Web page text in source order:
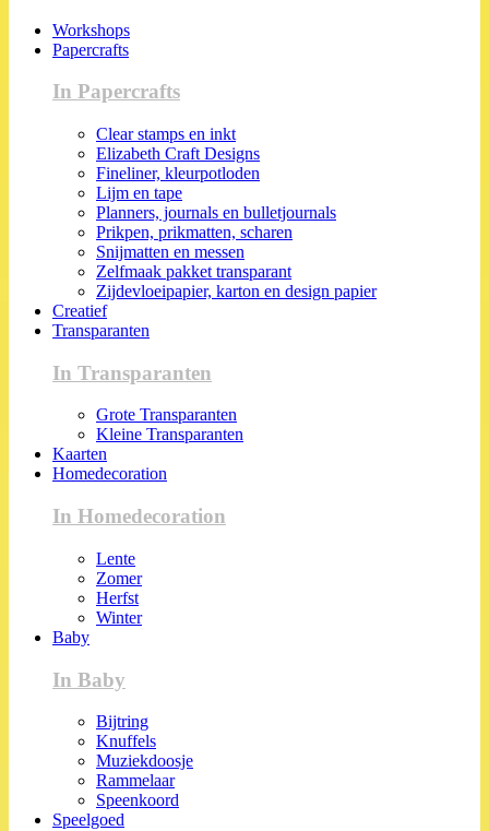
Workshops
Papercrafts
In Papercrafts
Clear stamps en inkt
Elizabeth Craft Designs
Fineliner, kleurpotloden
Lijm en tape
Planners, journals en bulletjournals
Prikpen, prikmatten, scharen
Snijmatten en messen
Zelfmaak pakket transparant
Zijdevloeipapier, karton en design papier
Creatief
Transparanten
In Transparanten
Grote Transparanten
Kleine Transparanten
Kaarten
Homedecoration
In Homedecoration
Lente
Zomer
Herfst
Winter
Baby
In Baby
Bijtring
Knuffels
Muziekdoosje
Rammelaar
Speenkoord
Speelgoed